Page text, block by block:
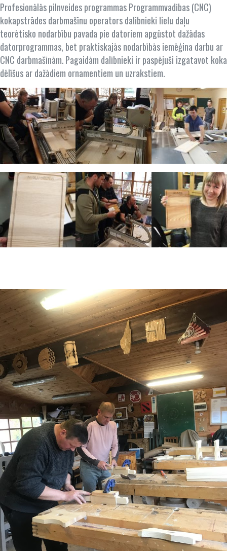
Profesionālās pilnveides programmas Programmvadības (CNC)
kokapstrādes darbmašīnu operators dalībnieki lielu daļu
teorētisko nodarbību pavada pie datoriem apgūstot dažādas
datorprogrammas, bet praktiskajās nodarbībās iemēģina darbu ar
CNC darbmašīnām. Pagaidām dalībnieki ir paspējuši izgatavot koka
dēlīšus ar dažādiem ornamentiem un uzrakstiem.